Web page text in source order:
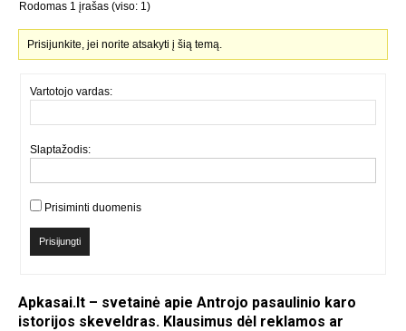
Rodomas 1 įrašas (viso: 1)
Prisijunkite, jei norite atsakyti į šią temą.
Vartotojo vardas:
Slaptažodis:
Prisiminti duomenis
Prisijungti
Apkasai.lt – svetainė apie Antrojo pasaulinio karo
istorijos skeveldras. Klausimus dėl reklamos ar